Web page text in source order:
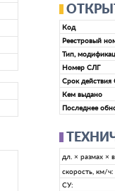
Код
Реестровый
Тип,
Номер СЛГ
Срок действия
Кем выдано
Последнее
дл. × размах ×
скорость, км/ч:
СУ: